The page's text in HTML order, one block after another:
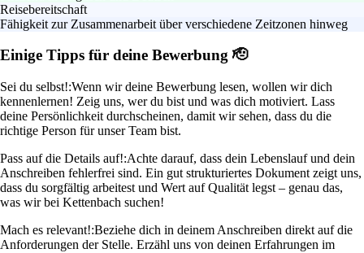
Reisebereitschaft
Fähigkeit zur Zusammenarbeit über verschiedene Zeitzonen hinweg
Einige Tipps für deine Bewerbung 🫡
Sei du selbst!:Wenn wir deine Bewerbung lesen, wollen wir dich
kennenlernen! Zeig uns, wer du bist und was dich motiviert. Lass
deine Persönlichkeit durchscheinen, damit wir sehen, dass du die
richtige Person für unser Team bist.
Pass auf die Details auf!:Achte darauf, dass dein Lebenslauf und dein
Anschreiben fehlerfrei sind. Ein gut strukturiertes Dokument zeigt uns,
dass du sorgfältig arbeitest und Wert auf Qualität legst – genau das,
was wir bei Kettenbach suchen!
Mach es relevant!:Beziehe dich in deinem Anschreiben direkt auf die
Anforderungen der Stelle. Erzähl uns von deinen Erfahrungen im